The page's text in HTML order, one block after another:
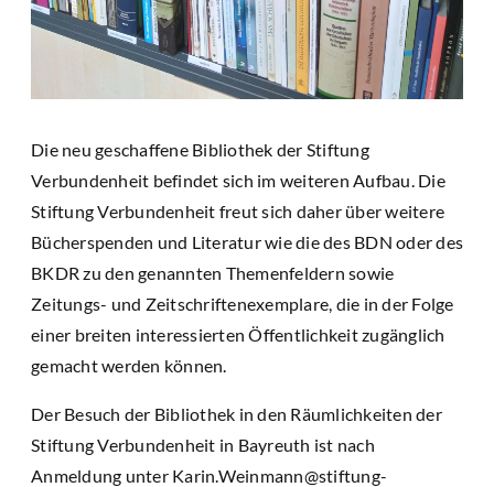
Die neu geschaffene Bibliothek der Stiftung
Verbundenheit befindet sich im weiteren Aufbau. Die
Stiftung Verbundenheit freut sich daher über weitere
Bücherspenden und Literatur wie die des BDN oder des
BKDR zu den genannten Themenfeldern sowie
Zeitungs- und Zeitschriftenexemplare, die in der Folge
einer breiten interessierten Öffentlichkeit zugänglich
gemacht werden können.
Der Besuch der Bibliothek in den Räumlichkeiten der
Stiftung Verbundenheit in Bayreuth ist nach
Anmeldung unter Karin.Weinmann@stiftung-